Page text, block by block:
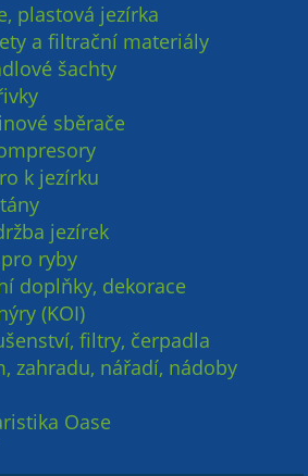
plastová jezírka
a filtrační materiály
šachty
sběrače
k jezírku
jezírek
ryby
doplňky, dekorace
(KOI)
filtry, čerpadla
zahradu, nářadí, nádoby
Oase